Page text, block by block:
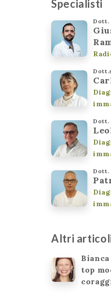
Specialisti
Dott.
Dott.
Dott.
Altri
top